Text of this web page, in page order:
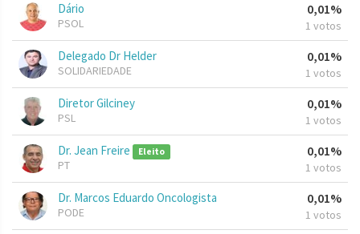
Dário
PSOL
0,01%
1 votos
Delegado Dr Helder
SOLIDARIEDADE
0,01%
1 votos
Diretor Gilciney
PSL
0,01%
1 votos
Dr. Jean Freire Eleito
PT
0,01%
1 votos
Dr. Marcos Eduardo Oncologista
PODE
0,01%
1 votos